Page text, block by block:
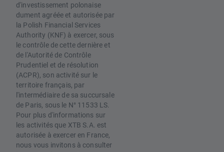
d'investissement polonaise
dument agréée et autorisée par
la Polish Financial Services
Authority (KNF) à exercer, sous
le contrôle de cette dernière et
de l'Autorité de Contrôle
Prudentiel et de résolution
(ACPR), son activité sur le
territoire français, par
l'intermédiaire de sa succursale
de Paris, sous le N° 11533 LS.
Pour plus d'informations sur
les activités que XTB S.A. est
autorisée à exercer en France,
nous vous invitons à consulter